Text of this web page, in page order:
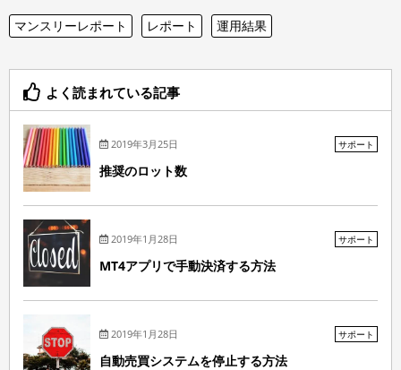
マンスリーレポート レポート 運用結果
よく読まれている記事
2019年3月25日 サポート
推奨のロット数
2019年1月28日 サポート
MT4アプリで手動決済する方法
2019年1月28日 サポート
自動売買システムを停止する方法